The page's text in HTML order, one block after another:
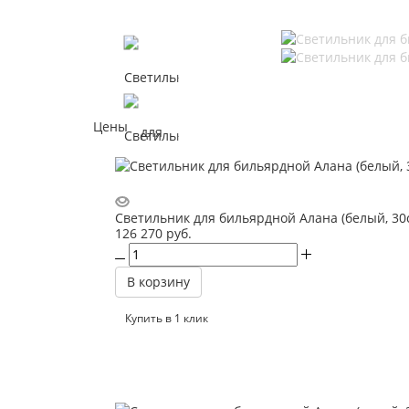
Цены
Светильник для бильярдной Алана (белый,
126 270 руб.
В корзину
Купить в 1 клик